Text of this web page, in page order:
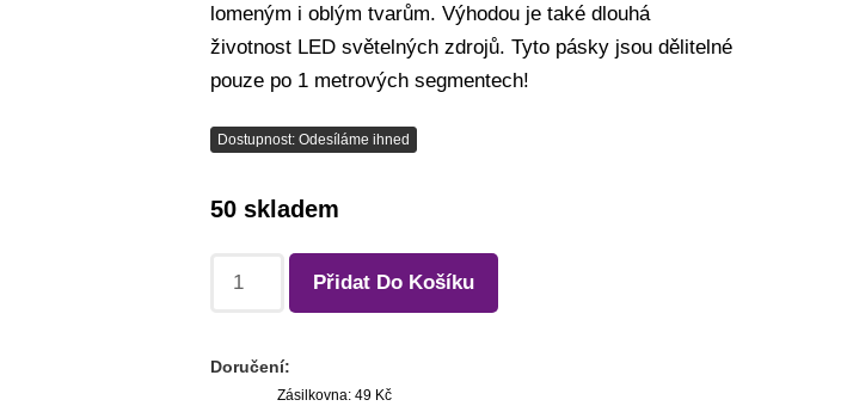
lomeným i oblým tvarům. Výhodou je také dlouhá
životnost LED světelných zdrojů. Tyto pásky jsou dělitelné
pouze po 1 metrových segmentech!
Dostupnost: Odesíláme ihned
50 skladem
Přidat Do Košíku
Doručení:
Zásilkovna: 49 Kč